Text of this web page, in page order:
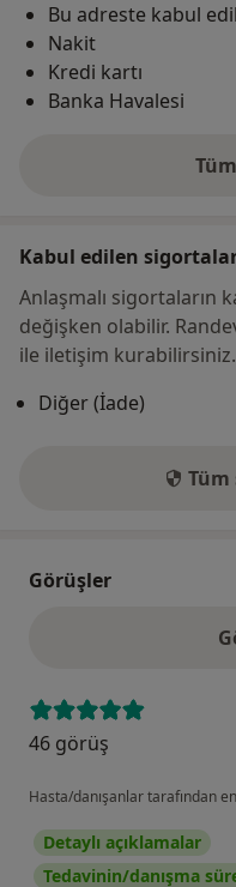
Bu adreste kabul
Nakit
Kredi kartı
Banka Havalesi
Kabul edilen
Anlaşmalı sigortaların
değişken olabilir.
ile iletişim kurabilirsiniz.
Diğer (İade)
Tüm
Görüşler
46 görüş
Hasta/danışanlar tarafından
Detaylı açıklamalar
Tedavinin/danışma